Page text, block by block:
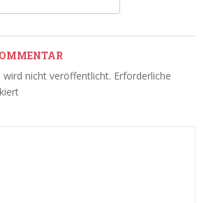
wird nicht veröffentlicht. Erforderliche